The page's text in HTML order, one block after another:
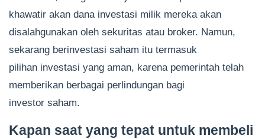
khawatir akan dana investasi milik mereka akan
disalahgunakan oleh sekuritas atau broker. Namun,
sekarang berinvestasi saham itu termasuk
pilihan investasi yang aman, karena pemerintah telah
memberikan berbagai perlindungan bagi
investor saham.
Kapan saat yang tepat untuk membeli